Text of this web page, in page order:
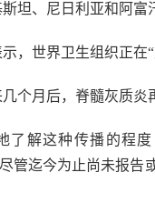
坦、尼日利亚和阿富
，世界卫生组织正在“
个月后，脊髓灰质炎
了解这种传播的程
管迄今为止尚未报告